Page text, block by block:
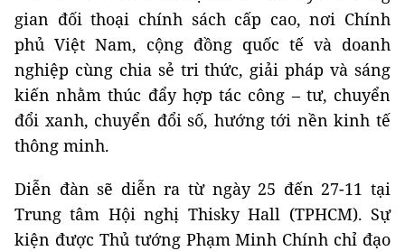
gian đối thoại chính sách cấp cao, nơi Chính
phủ Việt Nam, cộng đồng quốc tế và doanh
nghiệp cùng chia sẻ tri thức, giải pháp và sáng
kiến nhằm thúc đẩy hợp tác công – tư, chuyển
đổi xanh, chuyển đổi số, hướng tới nền kinh tế
thông minh.
Diễn đàn sẽ diễn ra từ ngày 25 đến 27-11 tại
Trung tâm Hội nghị Thisky Hall (TPHCM). Sự
kiện được Thủ tướng Phạm Minh Chính chỉ đạo